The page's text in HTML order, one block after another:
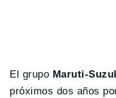
El grupo Maruti-
próximos dos años